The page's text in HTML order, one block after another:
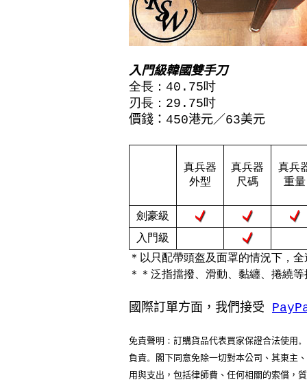
入門級韓國雙手刀
全長：40.75吋
刃長：29.75吋
價錢：450港元／63美元
真兵器
外型
真兵器
尺碼
真兵
重量
劍豪級
入門級
＊以只配帶頭盔及面罩的情況下，
＊＊泛指擋撥、滑動、黏纏、捲繞
國際訂單方面，我們接受
免責聲明 ： 訂購貨品代表買家保證合法使用 。
負責。
閣下同意免除一切對本公司、其東主
用與支出，包括律師費、任何相關的索償，